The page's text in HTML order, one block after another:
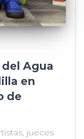
Agua
en
de
jueces